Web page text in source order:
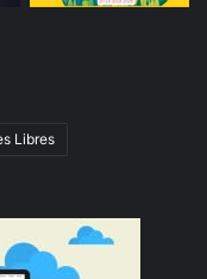
Libres